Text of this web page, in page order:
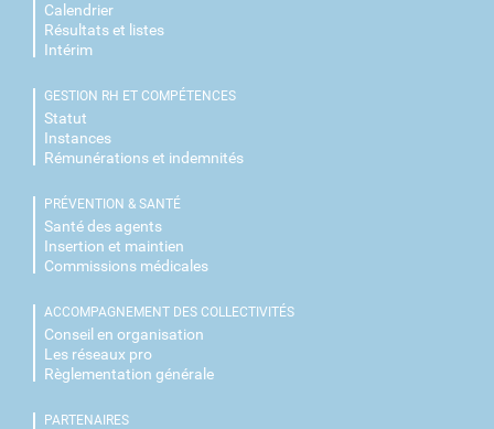
Calendrier
Résultats et listes
Intérim
GESTION RH ET COMPÉTENCES
Statut
Instances
Rémunérations et indemnités
PRÉVENTION & SANTÉ
Santé des agents
Insertion et maintien
Commissions médicales
ACCOMPAGNEMENT DES COLLECTIVITÉS
Conseil en organisation
Les réseaux pro
Règlementation générale
PARTENAIRES